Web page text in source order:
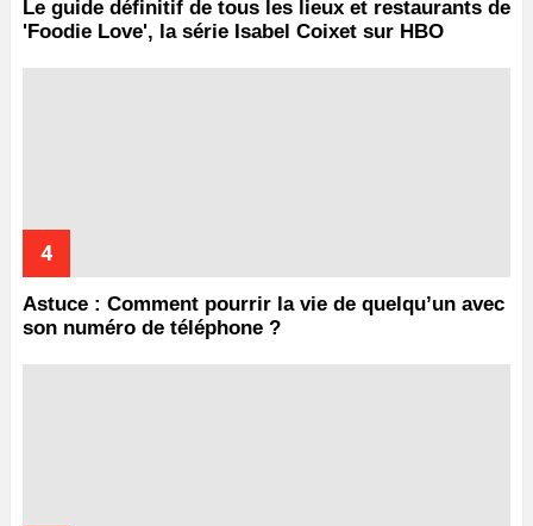
Le guide définitif de tous les lieux et restaurants de
'Foodie Love', la série Isabel Coixet sur HBO
Astuce : Comment pourrir la vie de quelqu’un avec
son numéro de téléphone ?